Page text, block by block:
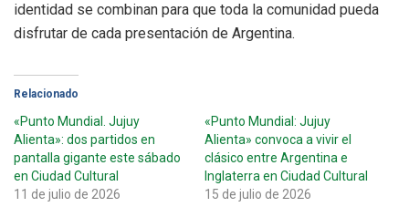
identidad se combinan para que toda la comunidad pueda
disfrutar de cada presentación de Argentina.
Relacionado
«Punto Mundial. Jujuy
Alienta»: dos partidos en
pantalla gigante este sábado
en Ciudad Cultural
11 de julio de 2026
«Punto Mundial: Jujuy
Alienta» convoca a vivir el
clásico entre Argentina e
Inglaterra en Ciudad Cultural
15 de julio de 2026